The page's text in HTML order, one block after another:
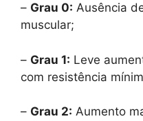
– Grau 0: Ausência
muscular;
– Grau 1: Leve
com resistência
– Grau 2: Aumento